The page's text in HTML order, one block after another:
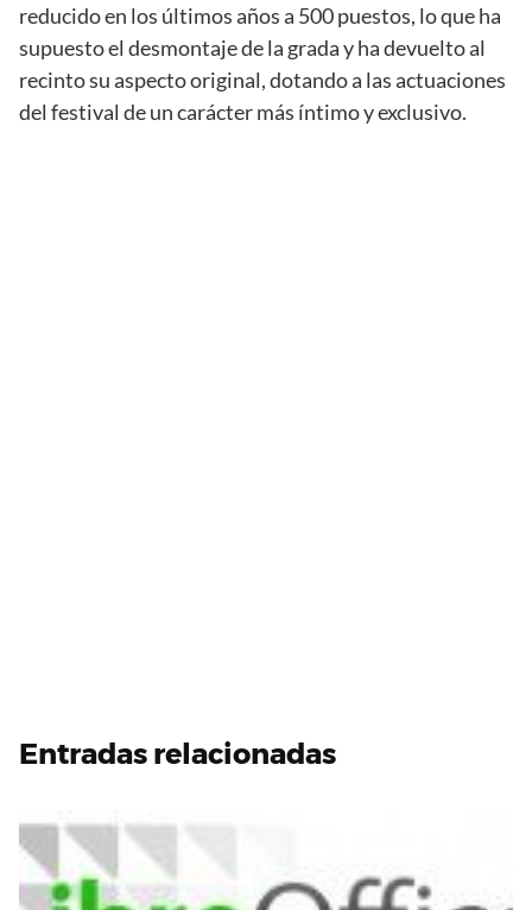
reducido en los últimos años a 500 puestos, lo que ha
supuesto el desmontaje de la grada y ha devuelto al
recinto su aspecto original, dotando a las actuaciones
del festival de un carácter más íntimo y exclusivo.
Entradas relacionadas